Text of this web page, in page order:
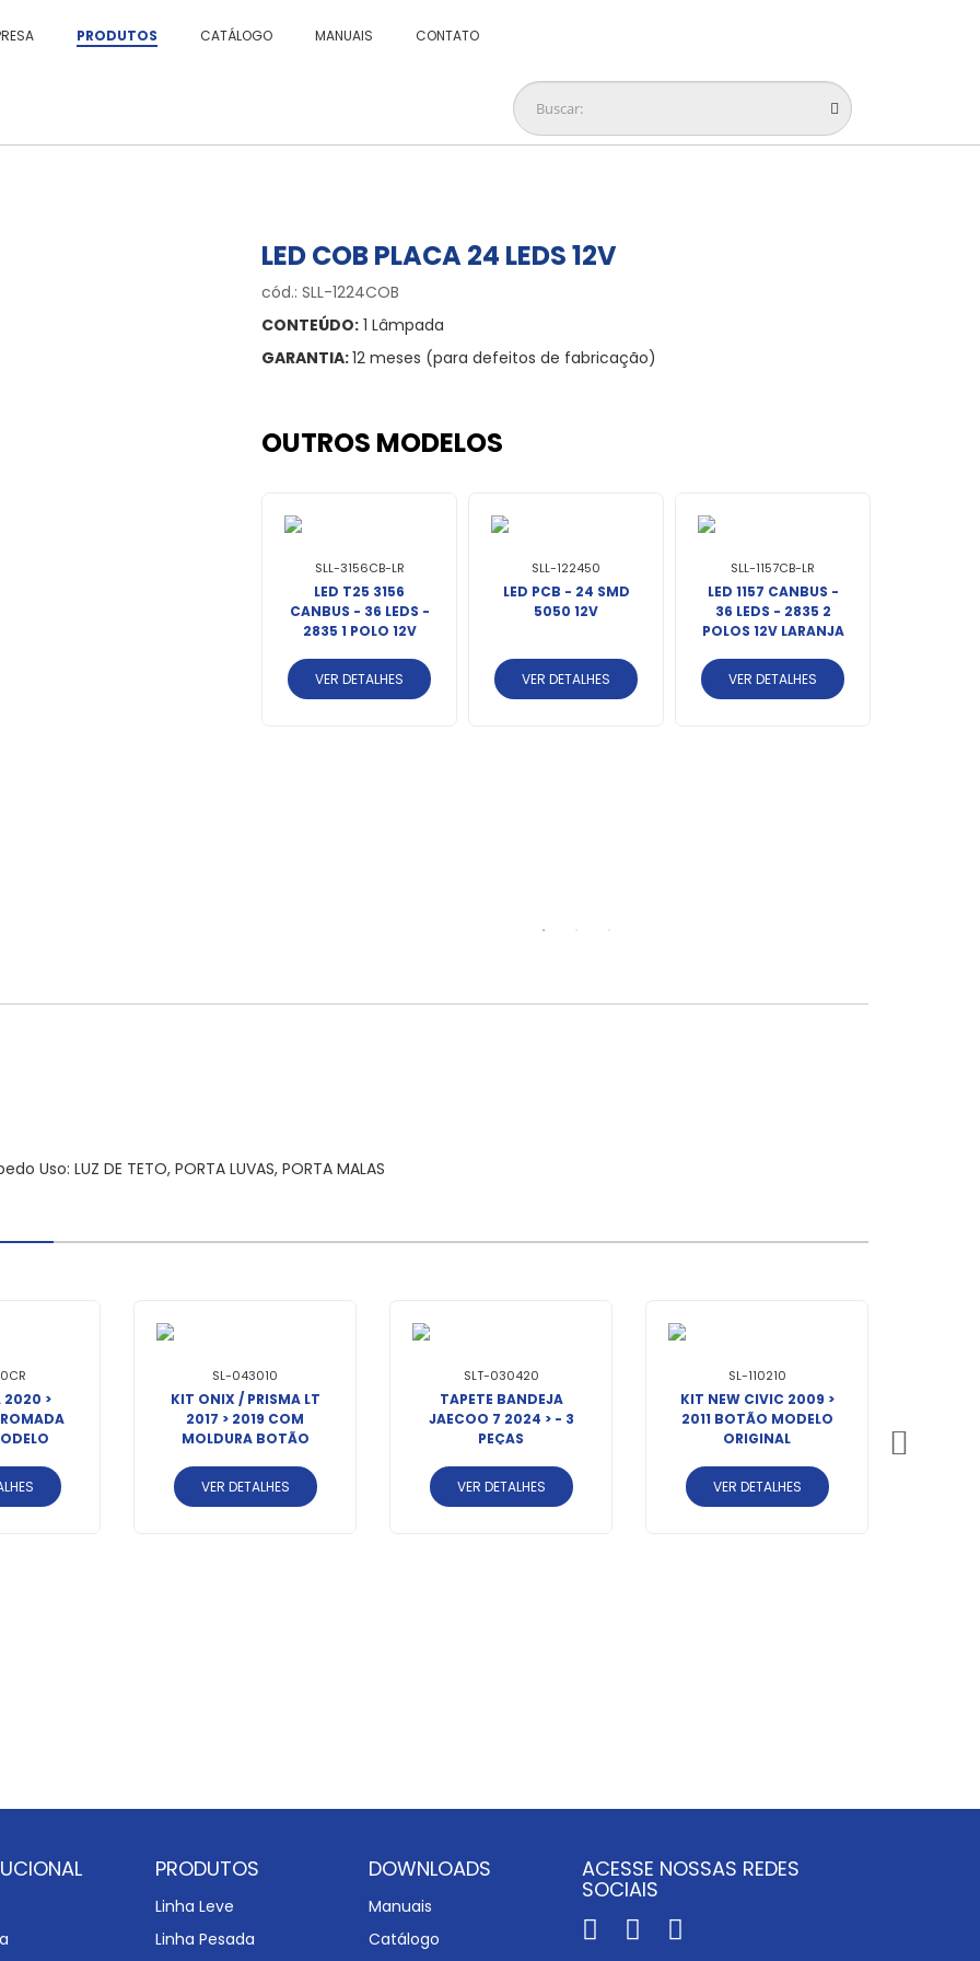
PRODUTOS CATÁLOGO MANUAIS CONTATO
LED COB PLACA 24 LEDS 12V
cód.: SLL-1224COB
CONTEÚDO: 1 Lâmpada
GARANTIA:12 meses (para defeitos de fabricação)
OUTROS MODELOS
SLL-3156CB-LR
LED T25 3156
CANBUS - 36 LEDS -
2835 1 POLO 12V
VER DETALHES
SLL-122450
LED PCB - 24 SMD
5050 12V
VER DETALHES
SLL-1157CB-LR
LED 1157 CANBUS -
36 LEDS - 2835 2
POLOS 12V LARANJA
VER DETALHES
Uso: LUZ DE TETO, PORTA LUVAS, PORTA MALAS
2020 >
SL-043010
KIT ONIX / PRISMA LT
2017 > 2019 COM
MOLDURA BOTÃO
VER DETALHES
SLT-030420
TAPETE BANDEJA
JAECOO 7 2024 > - 3
PEÇAS
VER DETALHES
SL-110210
KIT NEW CIVIC 2009 >
2011 BOTÃO MODELO
ORIGINAL
VER DETALHES
PRODUTOS
Linha Leve
Linha Pesada
DOWNLOADS
Manuais
Catálogo
ACESSE NOSSAS REDES
SOCIAIS